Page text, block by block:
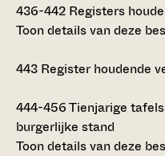
436-442 Registers
Toon details van deze
443 Register houdende
444-456Tienjarige
burgerlijke stand
Toon details van deze